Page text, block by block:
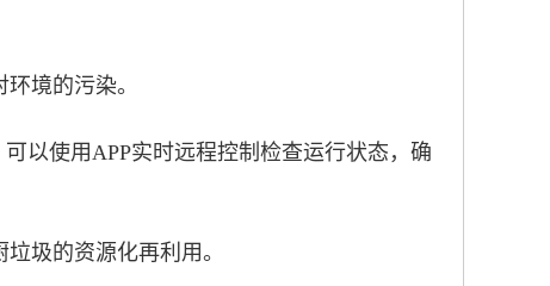
境的污染。
以使用APP实时远程控制检查运行状态，确
圾的资源化再利用。